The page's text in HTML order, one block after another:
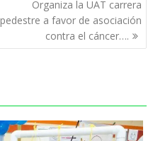
t
Organiza la UAT carrera
pedestre a favor de asociación
contra el cáncer….